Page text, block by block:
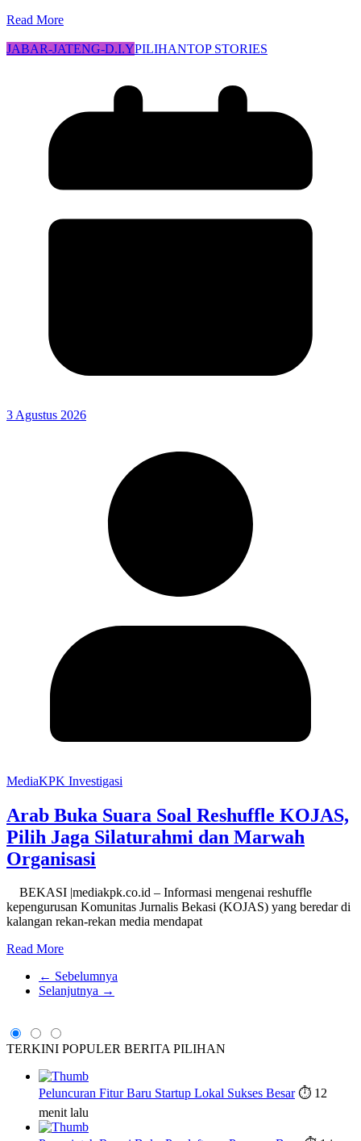
Read More
JABAR-JATENG-D.I.YPILIHANTOP STORIES
3 Agustus 2026
MediaKPK Investigasi
Arab Buka Suara Soal Reshuffle KOJAS,
Pilih Jaga Silaturahmi dan Marwah
Organisasi
BEKASI |mediakpk.co.id – Informasi mengenai reshuffle
kepengurusan Komunitas Jurnalis Bekasi (KOJAS) yang beredar di
kalangan rekan-rekan media mendapat
Read More
← Sebelumnya
Selanjutnya →
TERKINI POPULER BERITA PILIHAN
Peluncuran Fitur Baru Startup Lokal Sukses Besar ⏱️ 12
menit lalu